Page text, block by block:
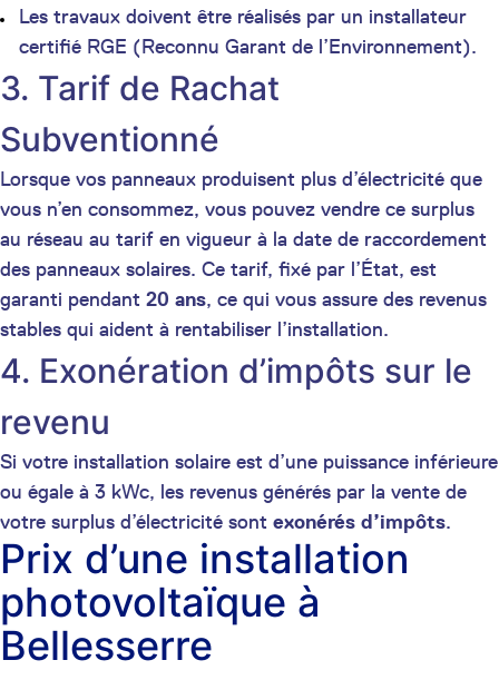
Les travaux doivent être réalisés par un installateur
certifié RGE (Reconnu Garant de l’Environnement).
3. Tarif de Rachat
Subventionné
Lorsque vos panneaux produisent plus d’électricité que
vous n’en consommez, vous pouvez vendre ce surplus
au réseau au tarif en vigueur à la date de raccordement
des panneaux solaires. Ce tarif, fixé par l’État, est
garanti pendant 20 ans, ce qui vous assure des revenus
stables qui aident à rentabiliser l’installation.
4. Exonération d’impôts sur le
revenu
Si votre installation solaire est d’une puissance inférieure
ou égale à 3 kWc, les revenus générés par la vente de
votre surplus d’électricité sont exonérés d’impôts.
Prix d’une installation
photovoltaïque à
Bellesserre